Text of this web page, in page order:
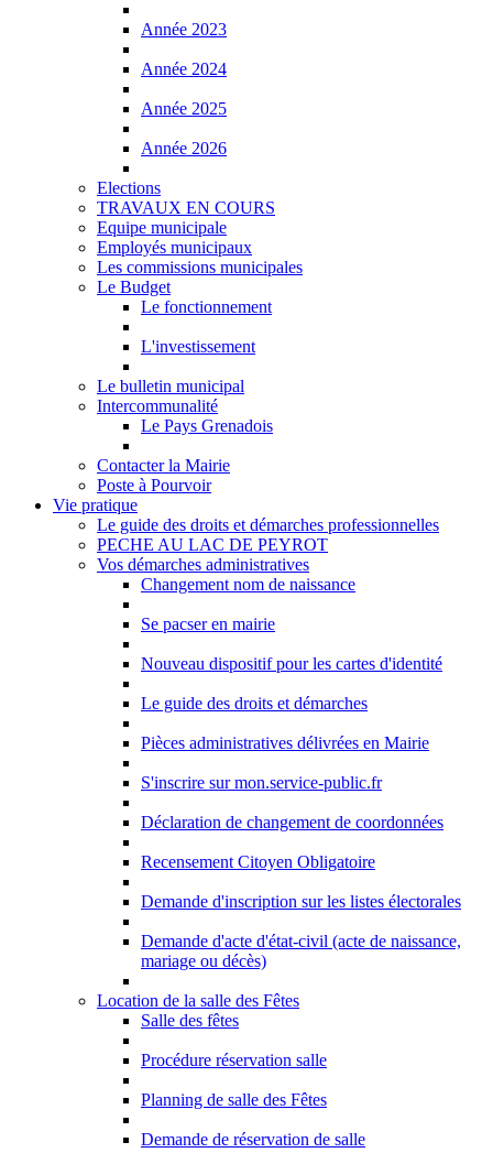
Année 2023
Année 2024
Année 2025
Année 2026
Elections
TRAVAUX EN COURS
Equipe municipale
Employés municipaux
Les commissions municipales
Le Budget
Le fonctionnement
L'investissement
Le bulletin municipal
Intercommunalité
Le Pays Grenadois
Contacter la Mairie
Poste à Pourvoir
Vie pratique
Le guide des droits et démarches professionnelles
PECHE AU LAC DE PEYROT
Vos démarches administratives
Changement nom de naissance
Se pacser en mairie
Nouveau dispositif pour les cartes d'identité
Le guide des droits et démarches
Pièces administratives délivrées en Mairie
S'inscrire sur mon.service-public.fr
Déclaration de changement de coordonnées
Recensement Citoyen Obligatoire
Demande d'inscription sur les listes électorales
Demande d'acte d'état-civil (acte de naissance,
mariage ou décès)
Location de la salle des Fêtes
Salle des fêtes
Procédure réservation salle
Planning de salle des Fêtes
Demande de réservation de salle